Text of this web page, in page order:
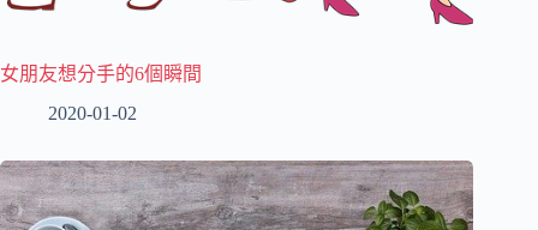
女朋友想分手的6個瞬間
2020-01-02